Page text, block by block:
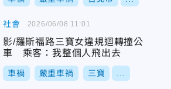
社會
影/羅斯福路三寶女違規迴轉撞公
車 乘客：我整個人飛出去
車禍 嚴重車禍 三寶
2026/06/08 11:01